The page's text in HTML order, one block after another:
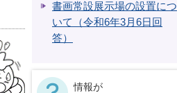
書画常設展示場の設置につ
いて（令和6年3月6日回
答）
情報が